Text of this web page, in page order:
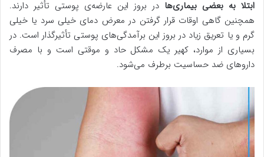
ابتلا به بعضی بیماری‌ها در بروز این عارضه‌ی پوستی تأثیر دارند.
همچنین گاهی اوقات قرار گرفتن در معرض دمای خیلی سرد یا خیلی
گرم و یا تعریق زیاد در بروز این برآمدگی‌های پوستی تأثیرگذار است. در
بسیاری از موارد، کهیر یک مشکل حاد و موقتی است و با مصرف
داروهای ضد حساسیت برطرف می‌شود.